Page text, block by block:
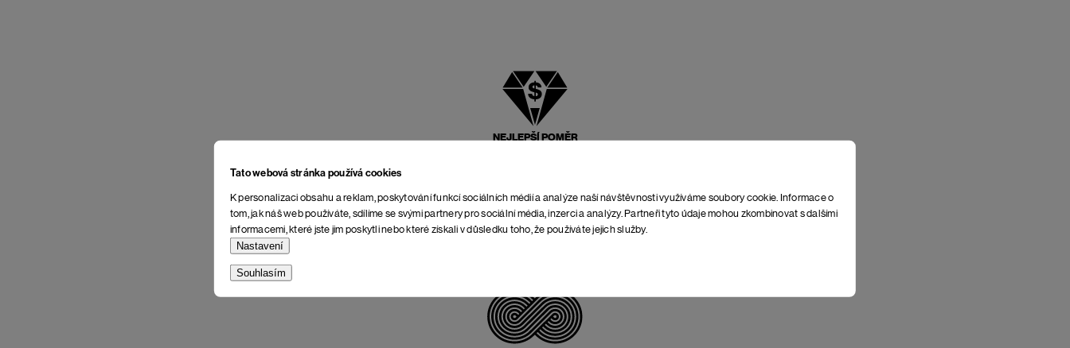
Tato webová stránka používá cookies
K personalizaci obsahu a reklam, poskytování funkcí sociálních médií a analýze naší návštěvnosti využíváme soubory cookie. Informace o
tom, jak náš web používáte, sdílíme se svými partnery pro sociální média, inzerci a analýzy. Partneři tyto údaje mohou zkombinovat s dalšími
informacemi, které jste jim poskytli nebo které získali v důsledku toho, že používáte jejich služby.
Nastavení
Souhlasím
NEJLEPŠÍ POMĚR